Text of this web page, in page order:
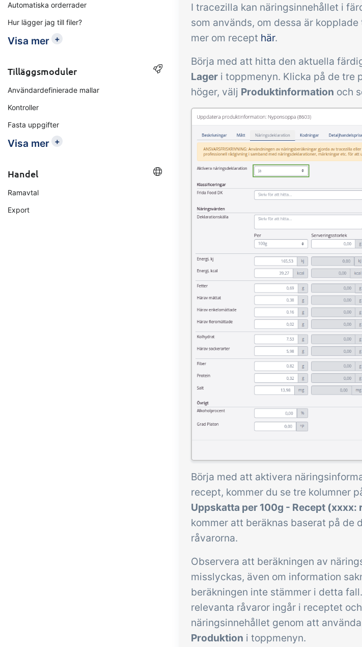
Automatiska orderrader
Hur lägger jag till filer?
Visa mer +
Tilläggsmoduler
Användardefinierade mallar
Kontroller
Fasta uppgifter
Visa mer +
Handel
Ramavtal
Export
I tracezilla kan näringsinnehållet i
som används, om dessa är
mer om recept här.
Börja med att hitta den aktuella
Lager i toppmenyn. Klicka på de tre
höger, välj Produktinformation och
Börja med att aktivera
recept, kommer du se tre kolumner
Uppskatta per 100g - Recept (xxxx:
kommer att beräknas baserat på de
råvarorna.
Observera att beräkningen av
misslyckas, även om information
beräkningen inte stämmer i detta
relevanta råvaror ingår i receptet
näringsinnehållet genom att
Produktion i toppmenyn.